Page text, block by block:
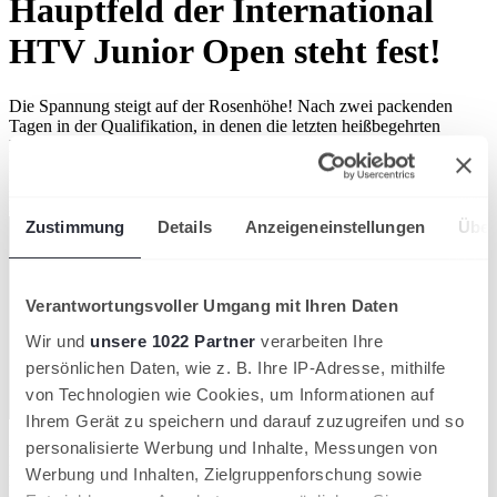
Zustimmung Details Anzeigeneinstellungen
Verantwortungsvoller Umgang mit Ihren Daten
Wir und unsere 1022 Partner verarbeiten Ihre
persönlichen Daten, wie z. B. Ihre IP-Adresse, mithilfe
von Technologien wie Cookies, um Informationen auf
Ihrem Gerät zu speichern und darauf zuzugreifen und so
personalisierte Werbung und Inhalte, Messungen von
Werbung und Inhalten, Zielgruppenforschung sowie
Hauptfeld der International
HTV Junior Open steht fest!
Die Spannung steigt auf der Rosenhöhe! Nach zwei packenden
Tagen in der Qualifikation, in denen die letzten heißbegehrten
Hauptfeld-Tickets ausgespielt wurden, steht das Teilnehmerfeld der
Die Quali hatte es in sich und bot hochklassiges Jugendtennis. Am
Ende konnten sich acht Talente bei den Jungen und acht bei den
Mädchen durchsetzen und sich ihren Platz im Hauptfeld sichern.